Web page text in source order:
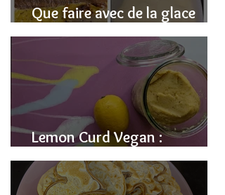
Que faire avec de la glace
fondue? J'ai la SOLUTION!
Lemon Curd Vegan :
L'alternative saine aux pois
chiches